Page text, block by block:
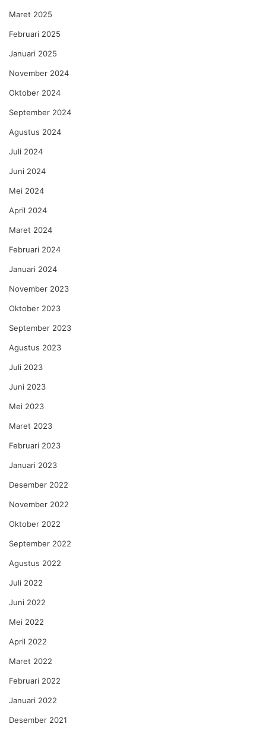
Maret 2025
Februari 2025
Januari 2025
November 2024
Oktober 2024
September 2024
Agustus 2024
Juli 2024
Juni 2024
Mei 2024
April 2024
Maret 2024
Februari 2024
Januari 2024
November 2023
Oktober 2023
September 2023
Agustus 2023
Juli 2023
Juni 2023
Mei 2023
Maret 2023
Februari 2023
Januari 2023
Desember 2022
November 2022
Oktober 2022
September 2022
Agustus 2022
Juli 2022
Juni 2022
Mei 2022
April 2022
Maret 2022
Februari 2022
Januari 2022
Desember 2021